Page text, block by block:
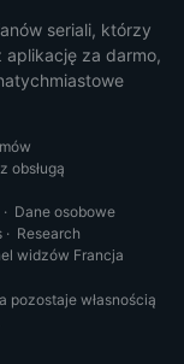
seriali, którzy
za darmo,
obsługą
· Dane osobowe
· Research
widzów Francja
pozostaje własnością